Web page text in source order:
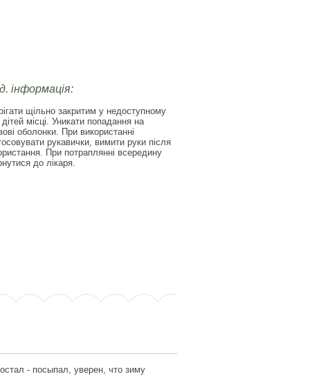
інформація:
щільно закритим у недоступному
місці. Уникати попадання на
оболонки. При використанні
рукавички, вимити руки після
При потраплянні всередину
до лікаря.
- посыпал, уверен, что зиму